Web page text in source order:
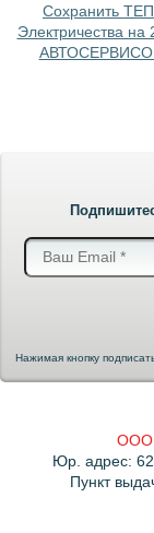
Сохранить
Электричества
АВТОСЕРВИСОВ
Нажимая кнопку
ООО
Юр. адрес:
Пункт